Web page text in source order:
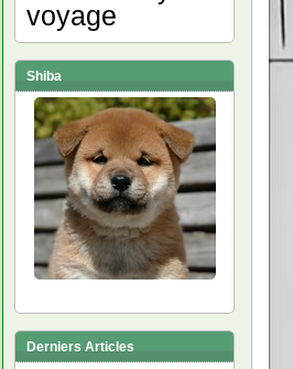
voyage
Shiba
Derniers Articles